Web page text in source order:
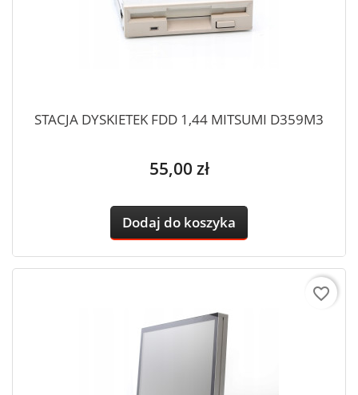
STACJA DYSKIETEK FDD 1,44 MITSUMI D359M3
Cena
55,00 zł
Dodaj do koszyka
favorite_border